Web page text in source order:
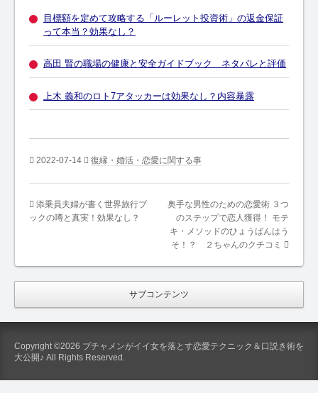
目標額を定めて攻略する「ルーレット投資術」の返金保証
って本当？効果なし？
高田 賢の職場の健康と安全ガイドブック ネタバレと評価
上木 義和のロト7アタッカーは効果なし？内容暴露
2022-07-14 復縁・婚活・恋愛に関する事
添乗員夫婦が書く世界旅行ブ
ックの噂と真実！効果なし？
奥手な男性のための恋愛術 ３つ
のステップで恋人獲得！ モテ
キ・メソッドのひょうばんはう
そ！？ ２ちゃんのクチコミ
サブコンテンツ
Copyright ©2026 ブチャメンがイイ女を落とす恋愛テクニック＆口説き術を
大公開♪ All Rights Reserved.